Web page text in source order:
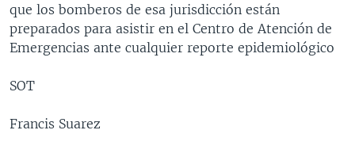
ENTRETENIMIENTO
que los bomberos de esa jurisdicción están
preparados para asistir en el Centro de Atención de
Emergencias ante cualquier reporte epidemiológico
SOT
Francis Suarez